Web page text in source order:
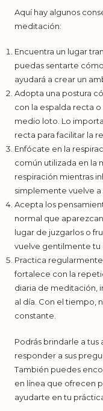
Aquí hay algunos
meditación:
Encuentra un lugar
puedas sentarte
ayudará a crear un
Adopta una postura
con la espalda recta
medio loto. Lo
recta para facilitar la
Enfócate en la
común utilizada en la
respiración mientras
simplemente vuelve
Acepta los
normal que
lugar de juzgarlos o
vuelve gentilmente
Practica
fortalece con la
diaria de meditación,
al día. Con el tiempo,
constante.
Podrás brindarle a tus
responder a sus
También puedes
en línea que ofrecen
ayudarte en tu